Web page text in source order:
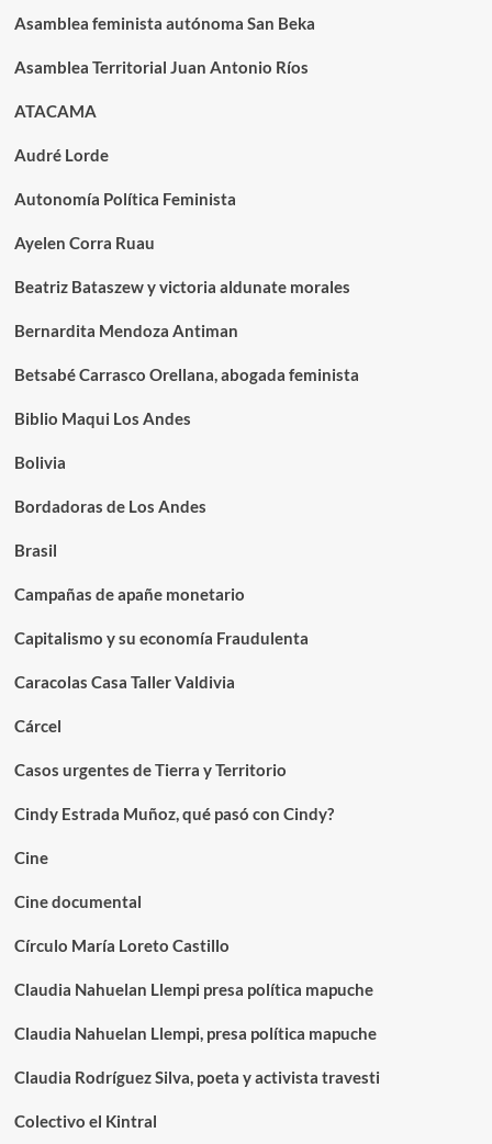
Asamblea feminista autónoma San Beka
Asamblea Territorial Juan Antonio Ríos
ATACAMA
Audré Lorde
Autonomía Política Feminista
Ayelen Corra Ruau
Beatriz Bataszew y victoria aldunate morales
Bernardita Mendoza Antiman
Betsabé Carrasco Orellana, abogada feminista
Biblio Maqui Los Andes
Bolivia
Bordadoras de Los Andes
Brasil
Campañas de apañe monetario
Capitalismo y su economía Fraudulenta
Caracolas Casa Taller Valdivia
Cárcel
Casos urgentes de Tierra y Territorio
Cindy Estrada Muñoz, qué pasó con Cindy?
Cine
Cine documental
Círculo María Loreto Castillo
Claudia Nahuelan Llempi presa política mapuche
Claudia Nahuelan Llempi, presa política mapuche
Claudia Rodríguez Silva, poeta y activista travesti
Colectivo el Kintral